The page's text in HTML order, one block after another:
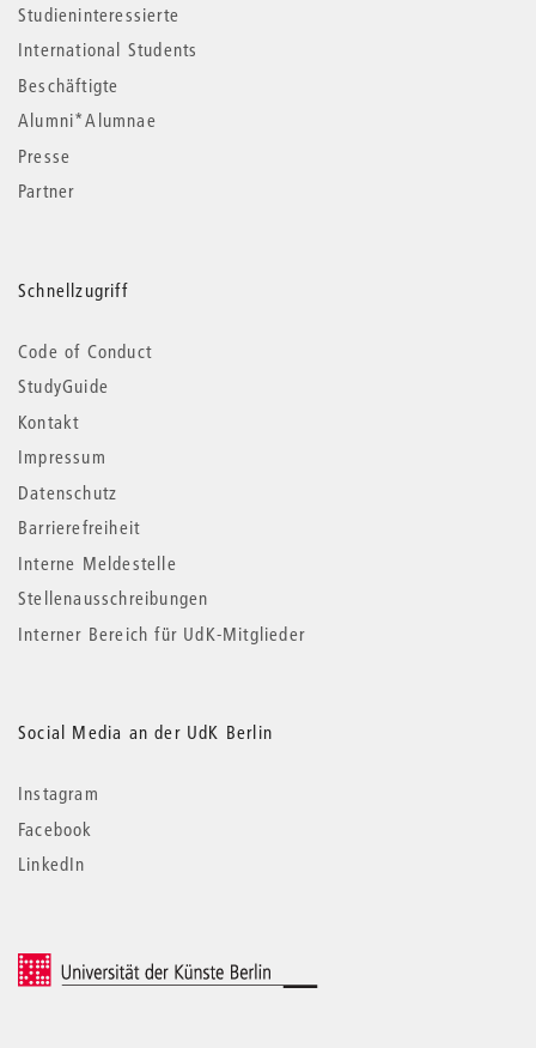
Studieninteressierte
International Students
Beschäftigte
Alumni*Alumnae
Presse
Partner
Schnellzugriff
Code of Conduct
StudyGuide
Kontakt
Impressum
Datenschutz
Barrierefreiheit
Interne Meldestelle
Stellenausschreibungen
Interner Bereich für UdK-Mitglieder
Social Media an der UdK Berlin
Instagram
Facebook
LinkedIn
© 2026 Universität der Künste Berlin